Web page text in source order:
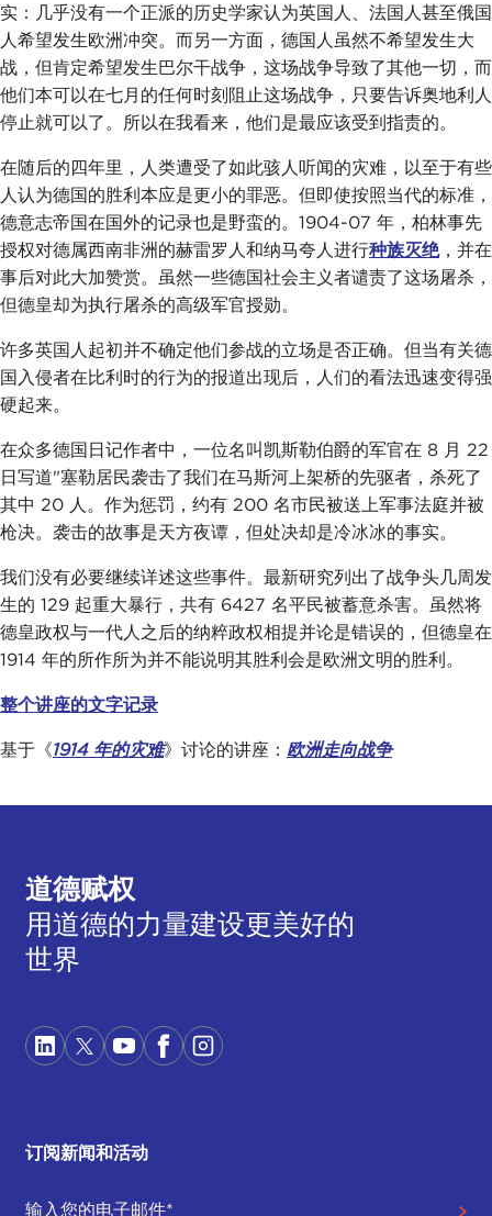
实：几乎没有一个正派的历史学家认为英国人、法国人甚至俄国
人希望发生欧洲冲突。而另一方面，德国人虽然不希望发生大
战，但肯定希望发生巴尔干战争，这场战争导致了其他一切，而
他们本可以在七月的任何时刻阻止这场战争，只要告诉奥地利人
停止就可以了。所以在我看来，他们是最应该受到指责的。
在随后的四年里，人类遭受了如此骇人听闻的灾难，以至于有些
人认为德国的胜利本应是更小的罪恶。但即使按照当代的标准，
德意志帝国在国外的记录也是野蛮的。1904-07 年，柏林事先
授权对德属西南非洲的赫雷罗人和纳马夸人进行种族灭绝，并在
事后对此大加赞赏。虽然一些德国社会主义者谴责了这场屠杀，
但德皇却为执行屠杀的高级军官授勋。
许多英国人起初并不确定他们参战的立场是否正确。但当有关德
国入侵者在比利时的行为的报道出现后，人们的看法迅速变得强
硬起来。
在众多德国日记作者中，一位名叫凯斯勒伯爵的军官在 8 月 22
日写道"塞勒居民袭击了我们在马斯河上架桥的先驱者，杀死了
其中 20 人。作为惩罚，约有 200 名市民被送上军事法庭并被
枪决。袭击的故事是天方夜谭，但处决却是冷冰冰的事实。
我们没有必要继续详述这些事件。最新研究列出了战争头几周发
生的 129 起重大暴行，共有 6427 名平民被蓄意杀害。虽然将
德皇政权与一代人之后的纳粹政权相提并论是错误的，但德皇在
1914 年的所作所为并不能说明其胜利会是欧洲文明的胜利。
整个讲座的文字记录
基于《1914 年的灾难》讨论的讲座： 欧洲走向战争
道德赋权
用道德的力量建设更美好的
世界
订阅新闻和活动